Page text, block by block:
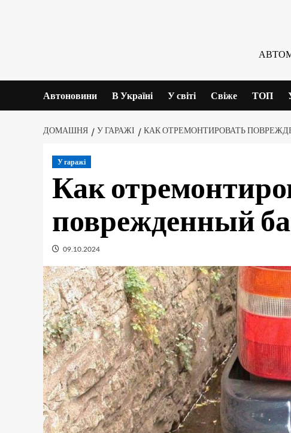
Автоновини В Україні У світі Свіже ТОП
ДОМАШНЯ У ГАРАЖІ КАК ОТРЕМОНТИРОВАТЬ
У гаражі
Как
поврежденный
09.10.2024